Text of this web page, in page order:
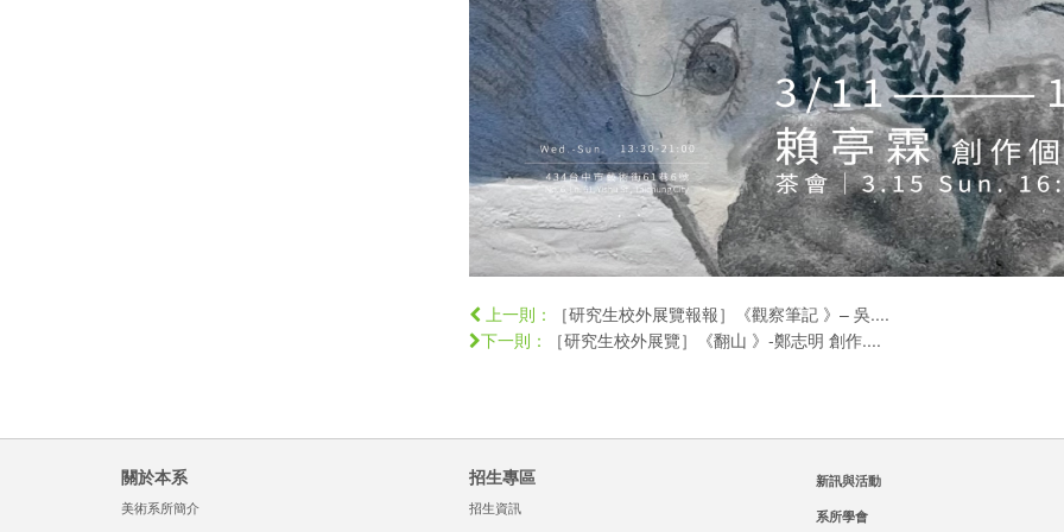
上一則： ［研究生校外展覽報報］《觀察筆記 》– 吳....
下一則： ［研究生校外展覽］《翻山 》-鄭志明 創作....
關於本系
美術系所簡介
招生專區
招生資訊
新訊與活動
系所學會